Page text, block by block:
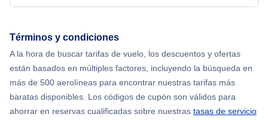
Flights from Nueva York to Hong Kong
Flights from Nueva York to Lisboa
Términos y condiciones
A la hora de buscar tarifas de vuelo, los descuentos y ofertas
están basados en múltiples factores, incluyendo la búsqueda en
más de 500 aerolíneas para encontrar nuestras tarifas más
baratas disponibles. Los códigos de cupón son válidos para
ahorrar en reservas cualificadas sobre nuestras tasas de servicio